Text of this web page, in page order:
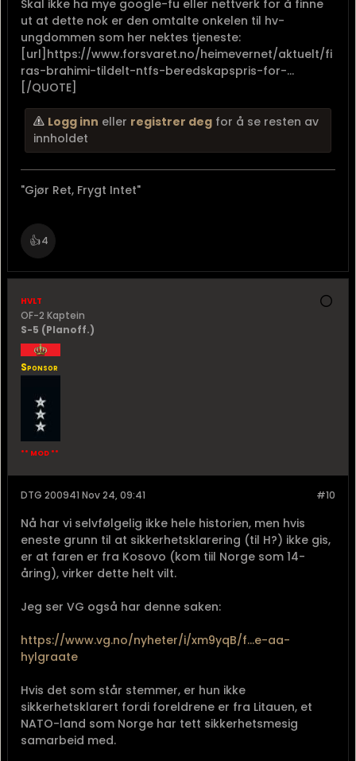
Skal ikke ha mye google-fu eller nettverk for å finne
ut at dette nok er den omtalte onkelen til hv-
ungdommen som her nektes tjeneste:
[url]https://www.forsvaret.no/heimevernet/aktuelt/fi
ras-brahimi-tildelt-ntfs-beredskapspris-for-...
[/QUOTE]
Logg inn eller registrer deg for å se resten av
innholdet
"Gjør Ret, Frygt Intet"
👍4
hvlt
OF-2 Kaptein
S-5 (Planoff.)
Sponsor
** MOD **
#10
DTG 200941 Nov 24, 09:41
Nå har vi selvfølgelig ikke hele historien, men hvis
eneste grunn til at sikkerhetsklarering (til H?) ikke gis,
er at faren er fra Kosovo (kom tiil Norge som 14-
åring), virker dette helt vilt.
Jeg ser VG også har denne saken:
https://www.vg.no/nyheter/i/xm9yqB/f...e-aa-
hylgraate
Hvis det som står stemmer, er hun ikke
sikkerhetsklarert fordi foreldrene er fra Litauen, et
NATO-land som Norge har tett sikkerhetsmesig
samarbeid med.